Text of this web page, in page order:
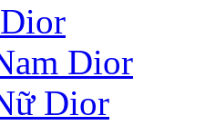
Dior
Dior